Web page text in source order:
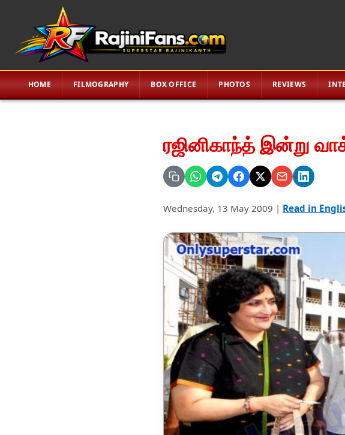
HOME FILMOGRAPHY BOX OFFICE PHOTOS REVIEWS
ரஜினிகாந்த் இன்று
Wednesday, 13 May 2009 | Read in